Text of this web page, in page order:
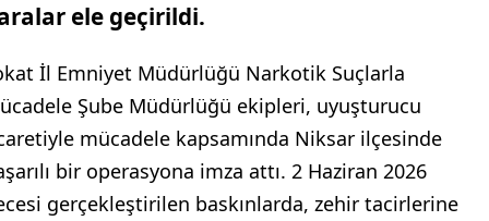
ele geçirildi.
İl Emniyet Müdürlüğü Narkotik Suçlarla
Şube Müdürlüğü ekipleri, uyuşturucu
mücadele kapsamında Niksar ilçesinde
bir operasyona imza attı. 2 Haziran 2026
gerçekleştirilen baskınlarda, zehir tacirlerine